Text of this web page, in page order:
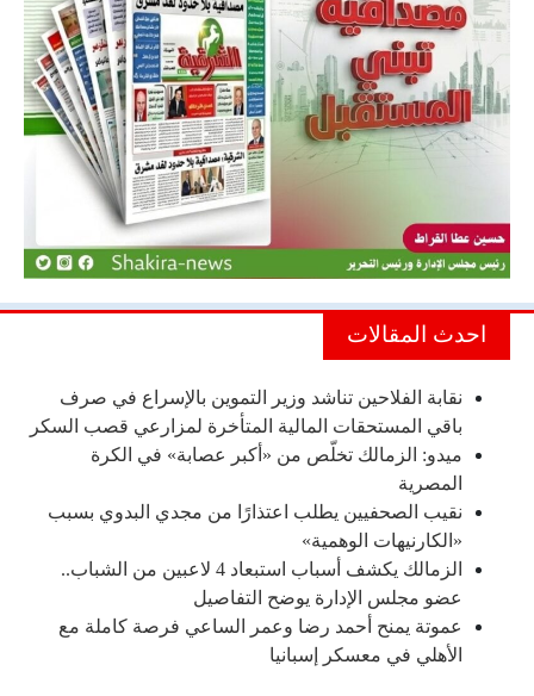
احدث المقالات
نقابة الفلاحين تناشد وزير التموين بالإسراع في صرف
باقي المستحقات المالية المتأخرة لمزارعي قصب السكر
ميدو: الزمالك تخلّص من «أكبر عصابة» في الكرة
المصرية
نقيب الصحفيين يطلب اعتذارًا من مجدي البدوي بسبب
«الكارنيهات الوهمية»
الزمالك يكشف أسباب استبعاد 4 لاعبين من الشباب..
عضو مجلس الإدارة يوضح التفاصيل
عموتة يمنح أحمد رضا وعمر الساعي فرصة كاملة مع
الأهلي في معسكر إسبانيا